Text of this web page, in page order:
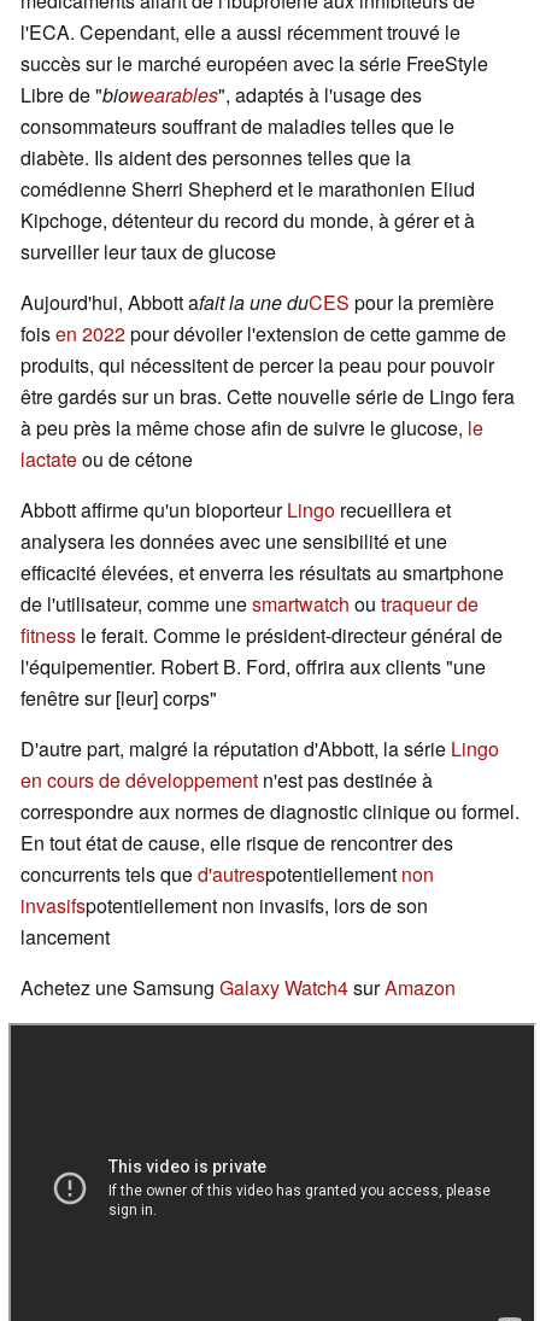
l'ECA. Cependant, elle a aussi récemment trouvé le
succès sur le marché européen avec la série FreeStyle
Libre de "biowearables", adaptés à l'usage des
consommateurs souffrant de maladies telles que le
diabète. Ils aident des personnes telles que la
comédienne Sherri Shepherd et le marathonien Eliud
Kipchoge, détenteur du record du monde, à gérer et à
surveiller leur taux de glucose
Aujourd'hui, Abbott afait la une duCES pour la première
foisen 2022pour dévoiler l'extension de cette gamme de
produits, qui nécessitent de percer la peau pour pouvoir
être gardés sur un bras. Cette nouvelle série de Lingo fera
à peu près la même chose afin de suivre le glucose, le
lactateou de cétone
Abbott affirme qu'un bioporteurLingo recueillera et
analysera les données avec une sensibilité et une
efficacité élevées, et enverra les résultats au smartphone
de l'utilisateur, comme unesmartwatch ou traqueur de
fitness le ferait. Comme le président-directeur général de
l'équipementier. Robert B. Ford, offrira aux clients "une
fenêtre sur [leur] corps"
D'autre part, malgré la réputation d'Abbott, la série Lingo
en cours de développement n'est pas destinée à
correspondre aux normes de diagnostic clinique ou formel.
En tout état de cause, elle risque de rencontrer des
concurrents tels qued'autrespotentiellement non
invasifspotentiellement non invasifs, lors de son
lancement
Achetez une Samsung Galaxy Watch4surAmazon